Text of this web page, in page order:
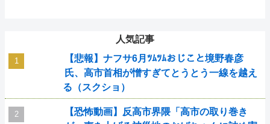
人気記事
【悲報】ナフサ6月ﾂﾑﾂﾑおじこと境野春彦
氏、高市首相が憎すぎてとうとう一線を越え
る（スクショ）
【恐怖動画】反高市界隈「高市の取り巻き